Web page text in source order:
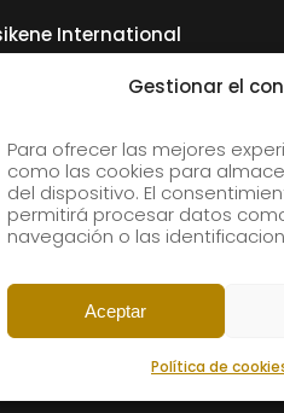
Gestionar el
Para ofrecer las mejores
como las cookies para
del dispositivo. El
permitirá procesar datos
navegación o las
Aceptar
Política de
International
for Young
2026
Big Band
junto a Charles
en el 61 Jazzaldia
2026